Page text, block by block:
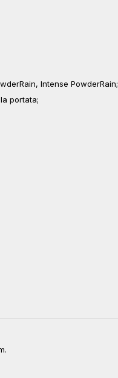
Intense PowderRain;
portata;